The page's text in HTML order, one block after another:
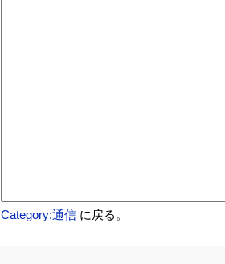
Category:通信に戻る。